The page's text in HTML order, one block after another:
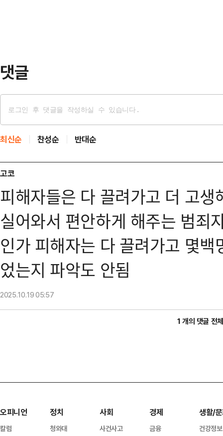
댓글
최신순 찬성순 반대순
고코
피해자들은 다 끌려가고 더 고
실어와서 편안하게 해주는 범죄
인가 피해자는 다 끌려가고 몇
었는지 파악도 안됨
2025.10.1905:57
1 개의 댓글 전
오피니언
칼럼
정치
청와대
사회
사건사고
경제
금융
생활/
건강정보